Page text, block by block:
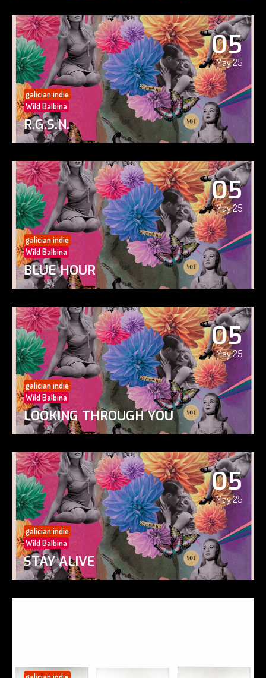
05
May 25
galician indie
Wild Balbina
R.G.S.N.
05
May 25
galician indie
Wild Balbina
BLUE HOUR
05
May 25
galician indie
Wild Balbina
LOOKING THROUGH YOU
05
May 25
galician indie
Wild Balbina
STAY ALIVE